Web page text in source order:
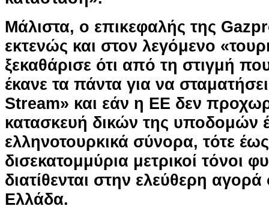
Μάλιστα, ο επικεφαλής της
εκτενώς και στον λεγόμενο
ξεκαθάρισε ότι από τη στιγμή
έκανε τα πάντα για να
Stream» και εάν η ΕΕ δεν
κατασκευή δικών της υποδομών
ελληνοτουρκικά σύνορα, τότε
δισεκατομμύρια μετρικοί τόνοι
διατίθενται στην ελεύθερη
Ελλάδα.